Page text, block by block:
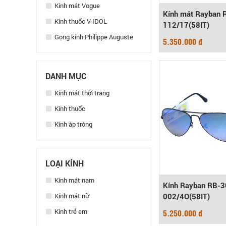
Kính mát Vogue
Kính thuốc V-IDOL
Gọng kính Philippe Auguste
DANH MỤC
Kính mát thời trang
Kính thuốc
Kính áp tròng
LOẠI KÍNH
Kính mát nam
Kính mát nữ
Kính trẻ em
Kính mát Rayban
112/17(58IT)
5.350.000 đ
Kính Rayban RB-
002/4O(58IT)
5.250.000 đ